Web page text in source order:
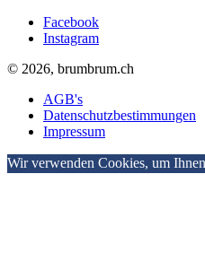
Facebook
Instagram
© 2026, brumbrum.ch
AGB's
Datenschutzbestimmungen
Impressum
Wir verwenden Cookies, um